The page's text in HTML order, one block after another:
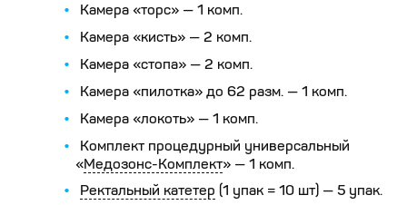
Камера «торс» — 1 комп.
Камера «кисть» — 2 комп.
Камера «стопа» — 2 комп.
Камера «пилотка» до 62 разм. — 1 комп.
Камера «локоть» — 1 комп.
Комплект процедурный универсальный
«Медозонс-Комплект» — 1 комп.
Ректальный катетер (1 упак = 10 шт) — 5 упак.